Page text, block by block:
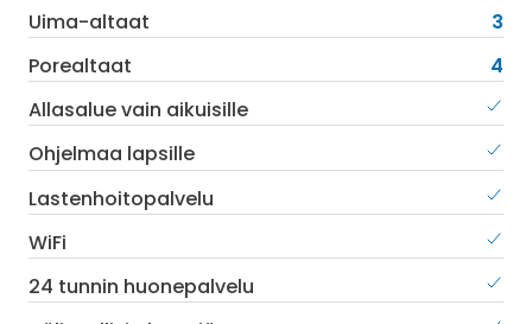
Uima-altaat
3
Porealtaat
4
Allasalue vain aikuisille
Ohjelmaa lapsille
Lastenhoitopalvelu
WiFi
24 tunnin huonepalvelu